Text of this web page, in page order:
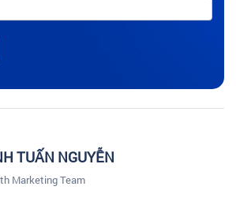
TUẤN NGUYỄN
Marketing Team